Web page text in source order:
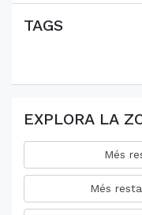
TAGS
EXPLORA LA
Més
Més